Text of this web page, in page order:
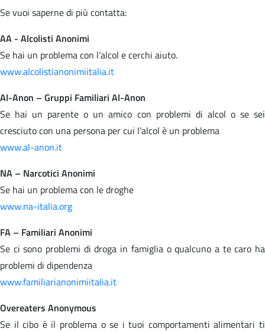
Se vuoi saperne di più contatta:
AA - Alcolisti Anonimi
Se hai un problema con l’alcol e cerchi aiuto.
www.alcolistianonimiitalia.it
Al-Anon – Gruppi Familiari Al-Anon
Se hai un parente o un amico con problemi di alcol o se sei
cresciuto con una persona per cui l’alcol è un problema
www.al-anon.it
NA – Narcotici Anonimi
Se hai un problema con le droghe
www.na-italia.org
FA – Familiari Anonimi
Se ci sono problemi di droga in famiglia o qualcuno a te caro ha
problemi di dipendenza
www.familiarianonimiitalia.it
Overeaters Anonymous
Se il cibo è il problema o se i tuoi comportamenti alimentari ti